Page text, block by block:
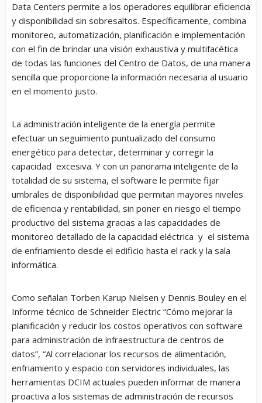
Data Centers permite a los operadores equilibrar eficiencia
y disponibilidad sin sobresaltos. Específicamente, combina
monitoreo, automatización, planificación e implementación
con el fin de brindar una visión exhaustiva y multifacética
de todas las funciones del Centro de Datos, de una manera
sencilla que proporcione la información necesaria al usuario
en el momento justo.
La administración inteligente de la energía permite
efectuar un seguimiento puntualizado del consumo
energético para detectar, determinar y corregir la
capacidad excesiva. Y con un panorama inteligente de la
totalidad de su sistema, el software le permite fijar
umbrales de disponibilidad que permitan mayores niveles
de eficiencia y rentabilidad, sin poner en riesgo el tiempo
productivo del sistema gracias a las capacidades de
monitoreo detallado de la capacidad eléctrica y el sistema
de enfriamiento desde el edificio hasta el rack y la sala
informática.
Como señalan Torben Karup Nielsen y Dennis Bouley en el
Informe técnico de Schneider Electric “Cómo mejorar la
planificación y reducir los costos operativos con software
para administración de infraestructura de centros de
datos”, “Al correlacionar los recursos de alimentación,
enfriamiento y espacio con servidores individuales, las
herramientas DCIM actuales pueden informar de manera
proactiva a los sistemas de administración de recursos